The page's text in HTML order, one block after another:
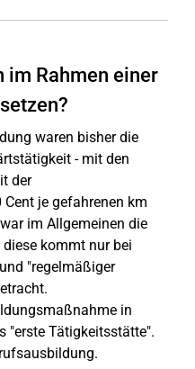
im Rahmen einer
waren bisher die
- mit den
der
je gefahrenen km
im Allgemeinen die
kommt nur bei
"regelmäßiger
in
"erste Tätigkeitsstätte".